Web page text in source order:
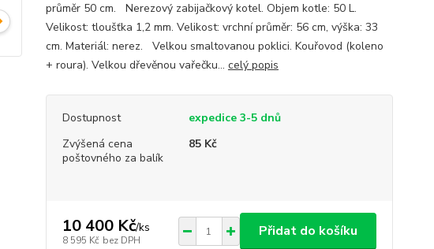
průměr 50 cm. Nerezový zabijačkový kotel. Objem kotle: 50 L.
Velikost: tloušťka 1,2 mm. Velikost: vrchní průměr: 56 cm, výška: 33
cm. Materiál: nerez. Velkou smaltovanou poklici. Kouřovod (koleno
+ roura). Velkou dřevěnou vařečku... celý popis
Dostupnost
expedice 3-5 dnů
Zvýšená cena
poštovného za balík
85 Kč
10 400 Kč/ks
8 595 Kč bez DPH
Přidat do košíku